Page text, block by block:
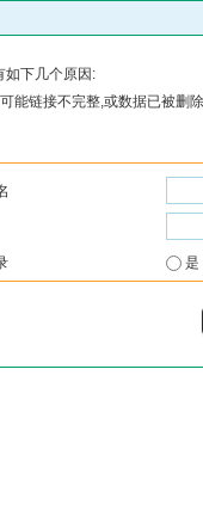
如下几个原因:
能链接不完整,或数据已被删